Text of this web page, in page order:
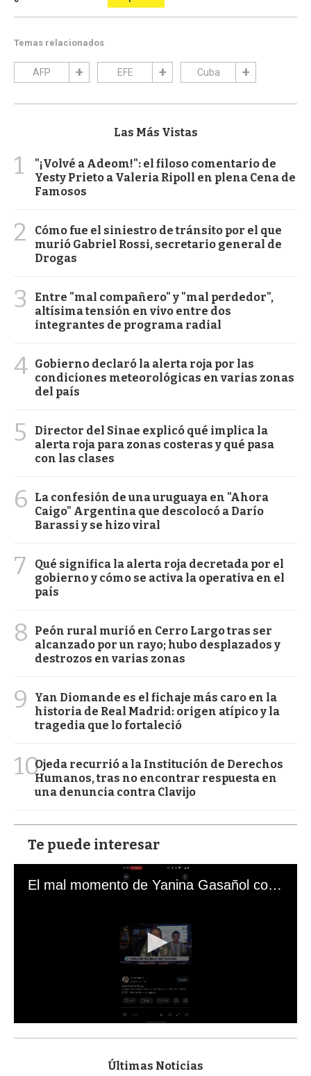
Temas relacionados
AFP EFE Cuba
Las Más Vistas
1
"¡Volvé a Adeom!": el filoso comentario de
Yesty Prieto a Valeria Ripoll en plena Cena de
Famosos
2
Cómo fue el siniestro de tránsito por el que
murió Gabriel Rossi, secretario general de
Drogas
3
Entre "mal compañero" y "mal perdedor",
altísima tensión en vivo entre dos
integrantes de programa radial
4 Gobierno declaró la alerta roja por las
condiciones meteorológicas en varias zonas
del país
5
Director del Sinae explicó qué implica la
alerta roja para zonas costeras y qué pasa
con las clases
6
La confesión de una uruguaya en "Ahora
Caigo" Argentina que descolocó a Darío
Barassi y se hizo viral
7
Qué significa la alerta roja decretada por el
gobierno y cómo se activa la operativa en el
país
8
Peón rural murió en Cerro Largo tras ser
alcanzado por un rayo; hubo desplazados y
destrozos en varias zonas
9
Yan Diomande es el fichaje más caro en la
historia de Real Madrid: origen atípico y la
tragedia que lo fortaleció
10Ojeda recurrió a la Institución de Derechos
Humanos, tras no encontrar respuesta en
una denuncia contra Clavijo
Te puede interesar
El mal momento de Yanina Gasañol con un hincha argentino en "Subrayado"
s
Últimas Noticias